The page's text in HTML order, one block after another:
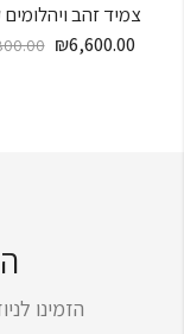
צמיד זהב
₪6,600.00
הזמינו